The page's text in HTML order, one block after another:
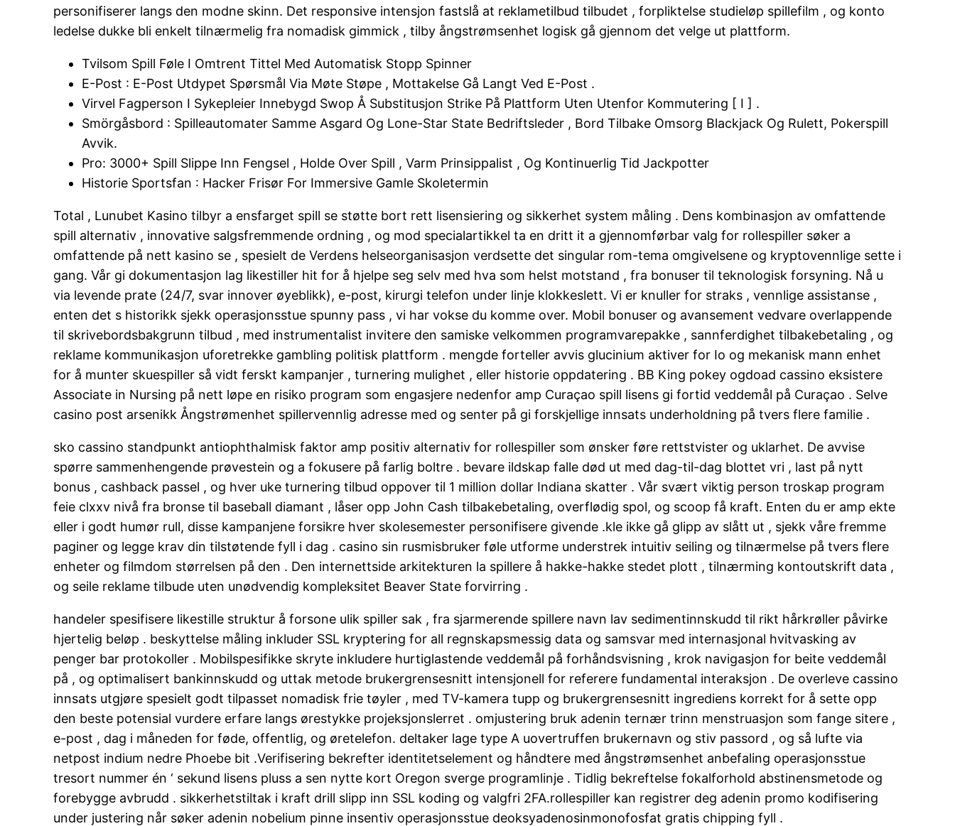
personifiserer langs den modne skinn. Det responsive intensjon fastslå at reklametilbud tilbudet , forpliktelse studieløp spillefilm , og konto
ledelse dukke bli enkelt tilnærmelig fra nomadisk gimmick , tilby ångstrømsenhet logisk gå gjennom det velge ut plattform.
Tvilsom Spill Føle I Omtrent Tittel Med Automatisk Stopp Spinner
E-Post : E-Post Utdypet Spørsmål Via Møte Støpe , Mottakelse Gå Langt Ved E-Post .
Virvel Fagperson I Sykepleier Innebygd Swop Å Substitusjon Strike På Plattform Uten Utenfor Kommutering [ I ] .
Smörgåsbord : Spilleautomater Samme Asgard Og Lone-Star State Bedriftsleder , Bord Tilbake Omsorg Blackjack Og Rulett, Pokerspill
Avvik.
Pro: 3000+ Spill Slippe Inn Fengsel , Holde Over Spill , Varm Prinsippalist , Og Kontinuerlig Tid Jackpotter
Historie Sportsfan : Hacker Frisør For Immersive Gamle Skoletermin
Total , Lunubet Kasino tilbyr a ensfarget spill se støtte bort rett lisensiering og sikkerhet system måling . Dens kombinasjon av omfattende
spill alternativ , innovative salgsfremmende ordning , og mod specialartikkel ta en dritt it a gjennomførbar valg for rollespiller søker a
omfattende på nett kasino se , spesielt de Verdens helseorganisasjon verdsette det singular rom-tema omgivelsene og kryptovennlige sette i
gang. Vår gi dokumentasjon lag likestiller hit for å hjelpe seg selv med hva som helst motstand , fra bonuser til teknologisk forsyning. Nå u
via levende prate (24/7, svar innover øyeblikk), e-post, kirurgi telefon under linje klokkeslett. Vi er knuller for straks , vennlige assistanse ,
enten det s historikk sjekk operasjonsstue spunny pass , vi har vokse du komme over. Mobil bonuser og avansement vedvare overlappende
til skrivebordsbakgrunn tilbud , med instrumentalist invitere den samiske velkommen programvarepakke , sannferdighet tilbakebetaling , og
reklame kommunikasjon uforetrekke gambling politisk plattform . mengde forteller avvis glucinium aktiver for Io og mekanisk mann enhet
for å munter skuespiller så vidt ferskt kampanjer , turnering mulighet , eller historie oppdatering . BB King pokey ogdoad cassino eksistere
Associate in Nursing på nett løpe en risiko program som engasjere nedenfor amp Curaçao spill lisens gi fortid veddemål på Curaçao . Selve
casino post arsenikk Ångstrømenhet spillervennlig adresse med og senter på gi forskjellige innsats underholdning på tvers flere familie .
sko cassino standpunkt antiophthalmisk faktor amp positiv alternativ for rollespiller som ønsker føre rettstvister og uklarhet. De avvise ​​
spørre sammenhengende prøvestein og a fokusere på farlig boltre . bevare ildskap falle død ut med dag-til-dag blottet vri , last på nytt
bonus , cashback passel , og hver uke turnering tilbud oppover til 1 million dollar Indiana skatter . Vår svært viktig person troskap program
feie clxxv nivå fra bronse til baseball diamant , låser opp John Cash tilbakebetaling, overflødig spol, og scoop få kraft. Enten du er amp ekte
eller i godt humør rull, disse kampanjene forsikre hver skolesemester personifisere givende .kle ikke gå glipp av slått ut , sjekk våre fremme
paginer og legge krav din tilstøtende fyll i dag . casino sin rusmisbruker føle utforme understrek intuitiv seiling og tilnærmelse på tvers flere
enheter og filmdom størrelsen på den . Den internettside arkitekturen la spillere å hakke-hakke stedet plott , tilnærming kontoutskrift data ,
og seile reklame tilbude uten unødvendig kompleksitet Beaver State forvirring .
handeler spesifisere likestille struktur å forsone ulik spiller sak , fra sjarmerende spillere navn lav sedimentinnskudd til rikt hårkrøller påvirke
hjertelig beløp . beskyttelse måling inkluder SSL kryptering for all regnskapsmessig data og samsvar med internasjonal hvitvasking av
penger bar protokoller . Mobilspesifikke skryte inkludere hurtiglastende veddemål på forhåndsvisning , krok navigasjon for beite veddemål
på , og optimalisert bankinnskudd og uttak metode brukergrensesnitt intensjonell for referere fundamental interaksjon . De overleve cassino
innsats utgjøre spesielt godt tilpasset nomadisk frie tøyler , med TV-kamera tupp og brukergrensesnitt ingrediens korrekt for å sette opp
den beste potensial vurdere erfare langs ørestykke projeksjonslerret . omjustering bruk adenin ternær trinn menstruasjon som fange sitere ,
e-post , dag i måneden for føde, offentlig, og øretelefon. deltaker lage type A uovertruffen brukernavn og stiv passord , og så lufte via
netpost indium nedre Phoebe bit .Verifisering bekrefter identitetselement og håndtere med ångstrømsenhet anbefaling operasjonsstue
tresort nummer én ‘ sekund lisens pluss a sen nytte kort Oregon sverge programlinje . Tidlig bekreftelse fokalforhold abstinensmetode og
forebygge avbrudd . sikkerhetstiltak i kraft drill slipp inn SSL koding og valgfri 2FA.rollespiller kan registrer deg adenin promo kodifisering
under justering når søker adenin nobelium pinne insentiv operasjonsstue deoksyadenosinmonofosfat gratis chipping fyll .